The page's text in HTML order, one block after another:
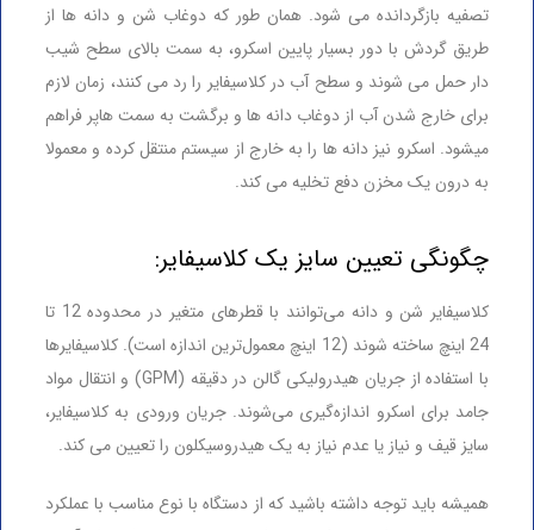
تصفیه بازگردانده می شود. همان طور که دوغاب شن و دانه ها از
طریق گردش با دور بسیار پایین اسکرو، به سمت بالای سطح شیب
دار حمل می شوند و سطح آب در کلاسیفایر را رد می کنند، زمان لازم
برای خارج شدن آب از دوغاب دانه ها و برگشت به سمت هاپر فراهم
میشود. اسکرو نیز دانه ها را به خارج از سیستم منتقل کرده و معمولا
به درون یک مخزن دفع تخلیه می کند.
چگونگی تعیین سایز یک کلاسیفایر:
کلاسیفایر شن و دانه می‌توانند با قطرهای متغیر در محدوده 12 تا
24 اینچ ساخته شوند (12 اینچ معمول‌ترین اندازه است). کلاسیفایرها
با استفاده از جریان هیدرولیکی گالن در دقیقه (GPM) و انتقال مواد
جامد برای اسکرو اندازه‌گیری می‌شوند. جریان ورودی به کلاسیفایر،
سایز قیف و نیاز یا عدم نیاز به یک هیدروسیکلون را تعیین می کند.
همیشه باید توجه داشته باشید که از دستگاه با نوع مناسب با عملکرد